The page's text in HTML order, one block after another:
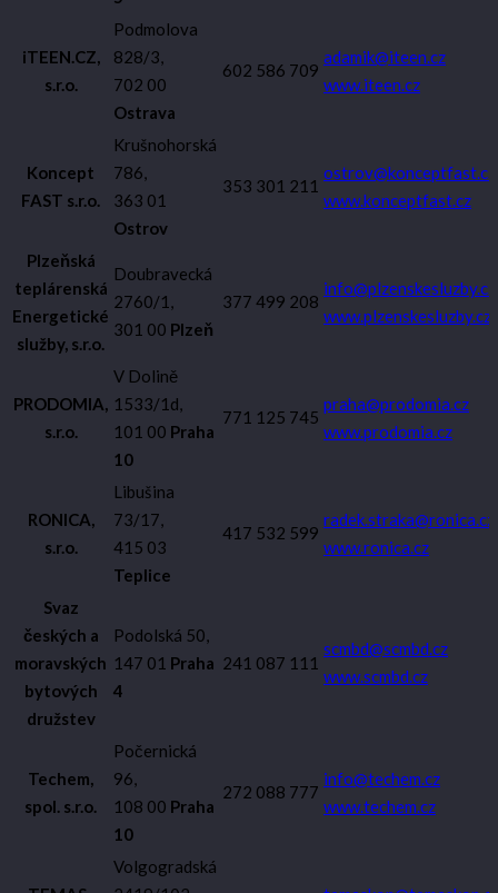
iTEEN.CZ,
s.r.o.
Podmolova
828/3,
702 00
Ostrava
602 586 709
adamik@iteen.cz
www.iteen.cz
Koncept
FAST s.r.o.
Krušnohorská
786,
363 01
Ostrov
353 301 211
ostrov@konceptfast.cz
www.konceptfast.cz
Plzeňská
teplárenská
Energetické
služby, s.r.o.
Doubravecká
2760/1,
301 00 Plzeň
377 499 208
info@plzenskesluzby.cz
www.plzenskesluzby.cz
PRODOMIA,
s.r.o.
V Dolině
1533/1d,
101 00 Praha
10
771 125 745
praha@prodomia.cz
www.prodomia.cz
RONICA,
s.r.o.
Libušina
73/17,
415 03
Teplice
417 532 599
radek.straka@ronica.cz
www.ronica.cz
Svaz
českých a
moravských
bytových
družstev
Podolská 50,
147 01 Praha
4
241 087 111
scmbd@scmbd.cz
www.scmbd.cz
Techem,
spol. s.r.o.
Počernická
96,
108 00 Praha
10
272 088 777
info@techem.cz
www.techem.cz
Volgogradská